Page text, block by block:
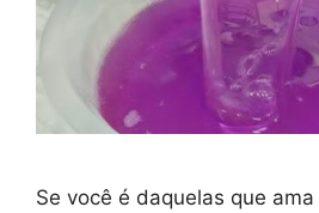
Se você é daquelas que